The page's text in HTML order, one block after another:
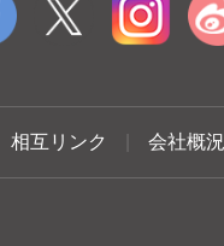
相互リンク 会社概況